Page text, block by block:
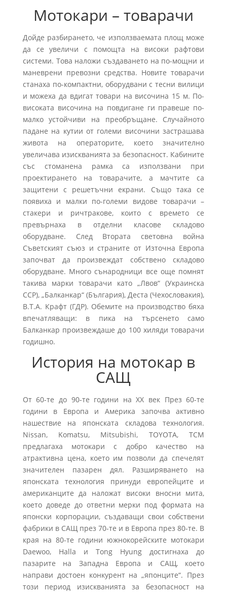
Мотокари – товарачи
Дойде разбирането, че използваемата площ може
да се увеличи с помощта на високи рафтови
системи. Това наложи създаването на по-мощни и
маневрени превозни средства. Новите товарачи
станаха по-компактни, оборудвани с тесни вилици
и можеха да вдигат товари на височина 15 м. По-
високата височина на повдигане ги правеше по-
малко устойчиви на преобръщане. Случайното
падане на кутии от големи височини застрашава
живота на операторите, което значително
увеличава изискванията за безопасност. Кабините
със стоманена рамка са използвани при
проектирането на товарачите, а мачтите са
защитени с решетъчни екрани. Също така се
появиха и малки по-големи видове товарачи –
стакери и ричтракове, които с времето се
превърнаха в отделни класове складово
оборудване. След Втората световна война
Съветският съюз и страните от Източна Европа
започват да произвеждат собствено складово
оборудване. Много сънародници все още помнят
такива марки товарачи като „Лвов“ (Украинска
ССР), „Балканкар“ (България), Деста (Чехословакия),
В.Т.А. Крафт (ГДР). Обемите на производство бяха
впечатляващи: в пика на търсенето само
Балканкар произвеждаше до 100 хиляди товарачи
годишно.
История на мотокар в
САЩ
От 60-те до 90-те години на XX век През 60-те
години в Европа и Америка започва активно
нашествие на японската складова технология.
Nissan, Komatsu, Mitsubishi, TOYOTA, TCM
предлагаха мотокари с добро качество на
атрактивна цена, което им позволи да спечелят
значителен пазарен дял. Разширяването на
японската технология принуди европейците и
американците да наложат високи вносни мита,
което доведе до ответни мерки под формата на
японски корпорации, създаващи свои собствени
фабрики в САЩ през 70-те и в Европа през 80-те. В
края на 80-те години южнокорейските мотокари
Daewoo, Halla и Tong Hyung достигнаха до
пазарите на Западна Европа и САЩ, което
направи достоен конкурент на „японците“. През
този период изискванията за безопасност на